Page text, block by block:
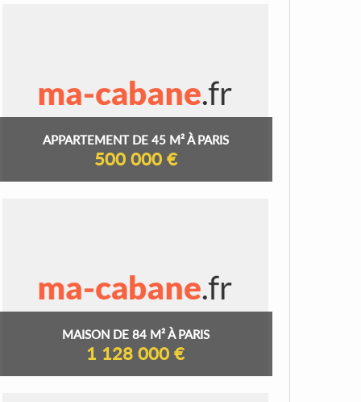
APPARTEMENT DE 45 M² À PARIS
500 000 €
MAISON DE 84 M² À PARIS
1 128 000 €